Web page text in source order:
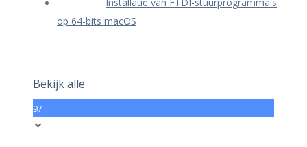
op 64-bits macOS
Bekijk alle
97